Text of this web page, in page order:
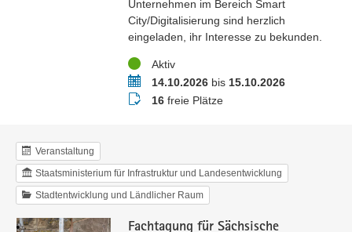
Unternehmen im Bereich Smart
City/Digitalisierung sind herzlich
eingeladen, ihr Interesse zu bekunden.
StatusAktiv
Termin14.10.2026bis 15.10.2026
Buchungsstatus
16freie Plätze
Veranstaltung
Staatsministerium für Infrastruktur und Landesentwicklung
Stadtentwicklung und Ländlicher Raum
Fachtagung für Sächsische